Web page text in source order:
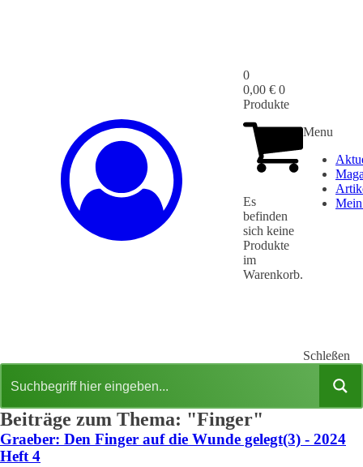
0
0,00 € 0
Produkte
Es
befinden
sich keine
Produkte
im
Warenkorb.
Menu
Schleßen
Beiträge zum Thema: "Finger"
Graeber: Den Finger auf die Wunde gelegt(3) - 2024
Heft 4